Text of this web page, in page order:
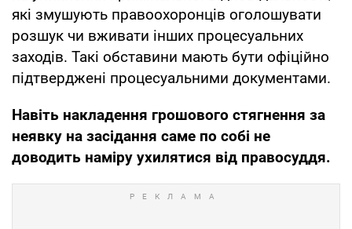
які змушують правоохоронців оголошувати
розшук чи вживати інших процесуальних
заходів. Такі обставини мають бути офіційно
підтверджені процесуальними документами.
Навіть накладення грошового стягнення за
неявку на засідання саме по собі не
доводить наміру ухилятися від правосуддя.